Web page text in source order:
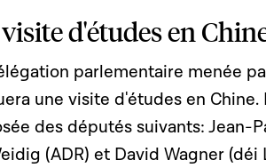
d'études en
parlementaire menée
une visite d'études en
des députés suivants: Jean-
(ADR) et David Wagner (déi